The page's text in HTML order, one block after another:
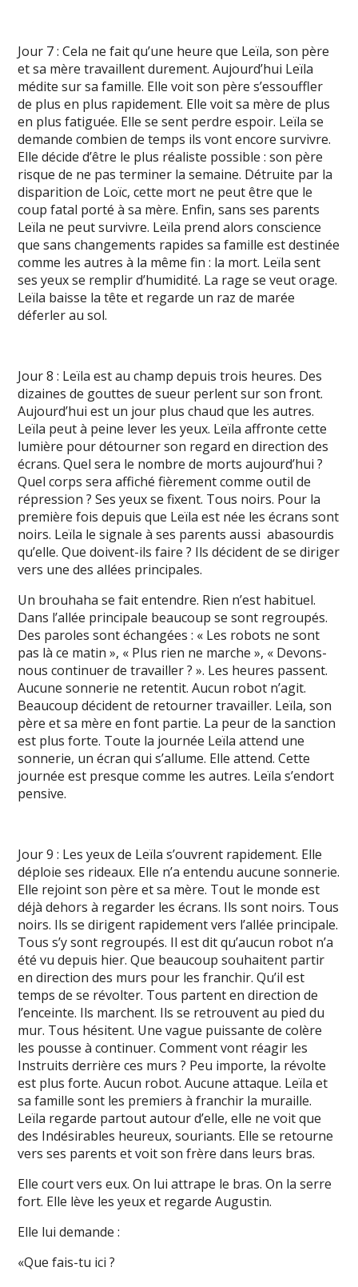
Jour 7 : Cela ne fait qu’une heure que Leïla, son père
et sa mère travaillent durement. Aujourd’hui Leïla
médite sur sa famille. Elle voit son père s’essouffler
de plus en plus rapidement. Elle voit sa mère de plus
en plus fatiguée. Elle se sent perdre espoir. Leïla se
demande combien de temps ils vont encore survivre.
Elle décide d’être le plus réaliste possible : son père
risque de ne pas terminer la semaine. Détruite par la
disparition de Loïc, cette mort ne peut être que le
coup fatal porté à sa mère. Enfin, sans ses parents
Leïla ne peut survivre. Leïla prend alors conscience
que sans changements rapides sa famille est destinée
comme les autres à la même fin : la mort. Leïla sent
ses yeux se remplir d’humidité. La rage se veut orage.
Leïla baisse la tête et regarde un raz de marée
déferler au sol.
Jour 8 : Leïla est au champ depuis trois heures. Des
dizaines de gouttes de sueur perlent sur son front.
Aujourd’hui est un jour plus chaud que les autres.
Leïla peut à peine lever les yeux. Leïla affronte cette
lumière pour détourner son regard en direction des
écrans. Quel sera le nombre de morts aujourd’hui ?
Quel corps sera affiché fièrement comme outil de
répression ? Ses yeux se fixent. Tous noirs. Pour la
première fois depuis que Leïla est née les écrans sont
noirs. Leïla le signale à ses parents aussi abasourdis
qu’elle. Que doivent-ils faire ? Ils décident de se diriger
vers une des allées principales.
Un brouhaha se fait entendre. Rien n’est habituel.
Dans l’allée principale beaucoup se sont regroupés.
Des paroles sont échangées : « Les robots ne sont
pas là ce matin », « Plus rien ne marche », « Devons-
nous continuer de travailler ? ». Les heures passent.
Aucune sonnerie ne retentit. Aucun robot n’agit.
Beaucoup décident de retourner travailler. Leïla, son
père et sa mère en font partie. La peur de la sanction
est plus forte. Toute la journée Leïla attend une
sonnerie, un écran qui s’allume. Elle attend. Cette
journée est presque comme les autres. Leïla s’endort
pensive.
Jour 9 : Les yeux de Leïla s’ouvrent rapidement. Elle
déploie ses rideaux. Elle n’a entendu aucune sonnerie.
Elle rejoint son père et sa mère. Tout le monde est
déjà dehors à regarder les écrans. Ils sont noirs. Tous
noirs. Ils se dirigent rapidement vers l’allée principale.
Tous s’y sont regroupés. Il est dit qu’aucun robot n’a
été vu depuis hier. Que beaucoup souhaitent partir
en direction des murs pour les franchir. Qu’il est
temps de se révolter. Tous partent en direction de
l’enceinte. Ils marchent. Ils se retrouvent au pied du
mur. Tous hésitent. Une vague puissante de colère
les pousse à continuer. Comment vont réagir les
Instruits derrière ces murs ? Peu importe, la révolte
est plus forte. Aucun robot. Aucune attaque. Leïla et
sa famille sont les premiers à franchir la muraille.
Leïla regarde partout autour d’elle, elle ne voit que
des Indésirables heureux, souriants. Elle se retourne
vers ses parents et voit son frère dans leurs bras.
Elle court vers eux. On lui attrape le bras. On la serre
fort. Elle lève les yeux et regarde Augustin.
Elle lui demande :
«Que fais-tu ici ?